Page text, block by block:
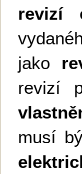
revizí
jako
revizí
musí